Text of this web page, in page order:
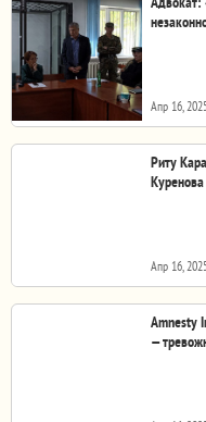
Адвокат:
Апр 16,
Адвокат
прений
Риту
Апр 16,
Адвокат
Amnesty
—